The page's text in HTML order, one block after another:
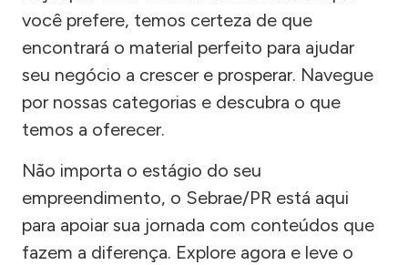
você prefere, temos certeza de que
encontrará o material perfeito para ajudar
seu negócio a crescer e prosperar. Navegue
por nossas categorias e descubra o que
temos a oferecer.
Não importa o estágio do seu
empreendimento, o Sebrae/PR está aqui
para apoiar sua jornada com conteúdos que
fazem a diferença. Explore agora e leve o